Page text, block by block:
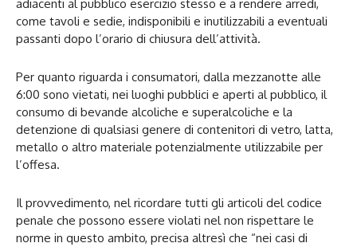
adiacenti al pubblico esercizio stesso e a rendere arredi,
come tavoli e sedie, indisponibili e inutilizzabili a eventuali
passanti dopo l’orario di chiusura dell’attività.
Per quanto riguarda i consumatori, dalla mezzanotte alle
6:00 sono vietati, nei luoghi pubblici e aperti al pubblico, il
consumo di bevande alcoliche e superalcoliche e la
detenzione di qualsiasi genere di contenitori di vetro, latta,
metallo o altro materiale potenzialmente utilizzabile per
l’offesa.
Il provvedimento, nel ricordare tutti gli articoli del codice
penale che possono essere violati nel non rispettare le
norme in questo ambito, precisa altresì che “nei casi di